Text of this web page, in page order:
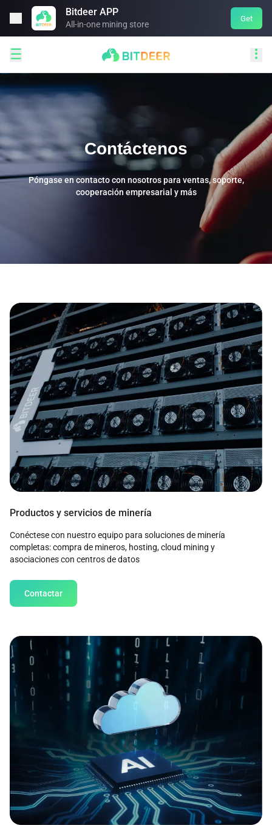
Bitdeer APP
All-in-one mining store
Get
 
Contáctenos
Póngase en contacto con nosotros para ventas, soporte,
cooperación empresarial y más
Productos y servicios de minería
Conéctese con nuestro equipo para soluciones de minería
completas: compra de mineros, hosting, cloud mining y
asociaciones con centros de datos
Contactar